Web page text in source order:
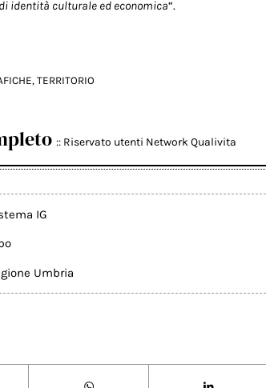
identità culturale ed economica“.
, TERRITORIO
:: Riservato utenti Network Qualivita
IG
Umbria